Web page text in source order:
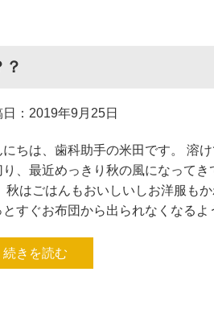
日：2019年9月25日
にちは、歯科助手の米田です。 溶
り、最近めっきり秋の風になって
秋はごはんもおいしいしお洋服もか
とすぐお布団から出られなくなる
続きを読む